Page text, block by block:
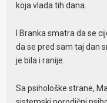
koja vlada tih dana.
I Branka smatra da se
da se pred sam taj dan
je bila i ranije.
Sa psihološke strane,